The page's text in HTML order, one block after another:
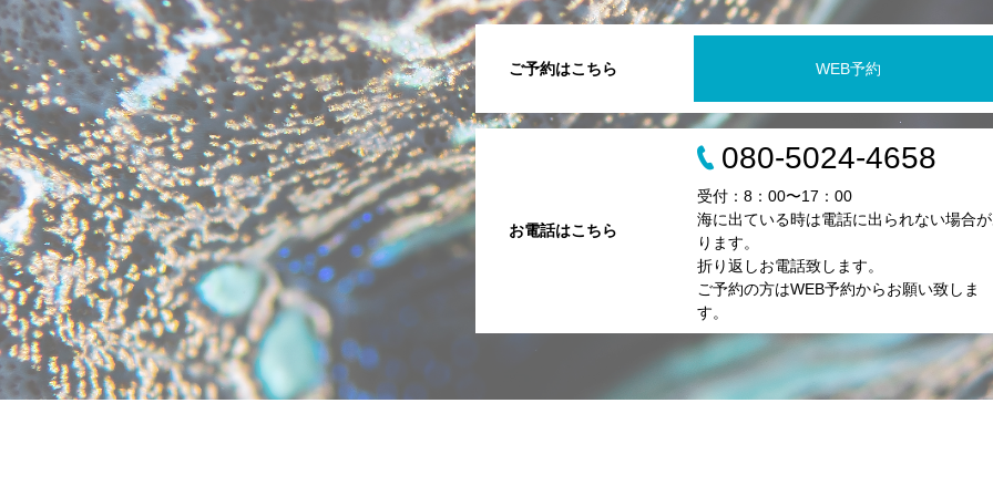
ご予約はこちら WEB予約
お電話はこちら
080-5024-4658
受付：8：00〜17：00
海に出ている時は電話に出られない場合
ります。
折り返しお電話致します。
ご予約の方はWEB予約からお願い致しま
す。